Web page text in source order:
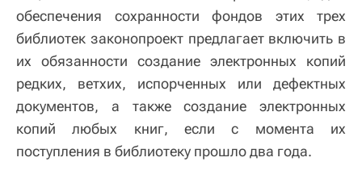
обеспечения сохранности фондов этих трех
библиотек законопроект предлагает включить в
их обязанности создание электронных копий
редких, ветхих, испорченных или дефектных
документов, а также создание электронных
копий любых книг, если с момента их
поступления в библиотеку прошло два года.